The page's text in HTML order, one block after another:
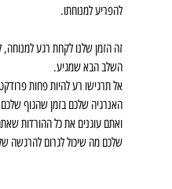
להפריע למנוחתו.
זה הזמן שלנו לקחת רגע
השלב הבא שמגיע.
אל תרגישו רע להיות פחות
האנרגיה שלכם בזמן שהגוף
ואתם עוגנים את כל ההורדות
שלכם מה שיכול לגרום להרגשה